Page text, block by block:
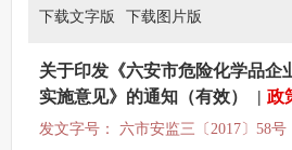
下载文字版 下载图片版
关于印发《六安市危险化学品企
实施意见》的通知（有效）
| 政
发文字号： 六市安监三〔2017〕58号